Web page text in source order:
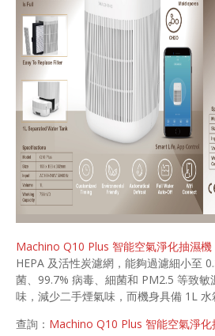
Machino Q10 Plus 智能空氣淨化抽濕機
HEPA 及活性炭濾網，能夠過濾細小至
菌、99.7% 病毒、細菌和 PM2.5 等致
味，減少二手煙氣味，而機身具備 1L 水
查詢： Machino Q10 Plus 智能空氣淨化